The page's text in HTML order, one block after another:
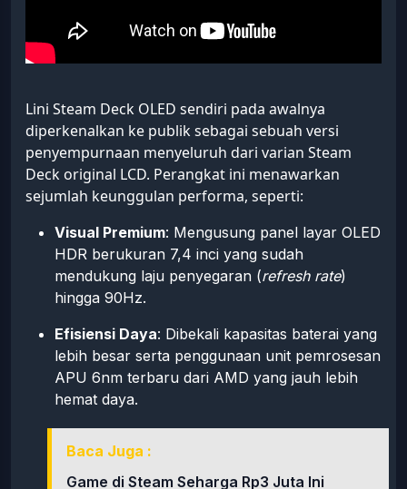
Lini Steam Deck OLED sendiri pada awalnya
diperkenalkan ke publik sebagai sebuah versi
penyempurnaan menyeluruh dari varian Steam
Deck original LCD. Perangkat ini menawarkan
sejumlah keunggulan performa, seperti:
Visual Premium: Mengusung panel layar OLED
HDR berukuran 7,4 inci yang sudah
mendukung laju penyegaran (refresh rate)
hingga 90Hz.
Efisiensi Daya: Dibekali kapasitas baterai yang
lebih besar serta penggunaan unit pemrosesan
APU 6nm terbaru dari AMD yang jauh lebih
hemat daya.
Baca Juga :
Game di Steam Seharga Rp3 Juta Ini